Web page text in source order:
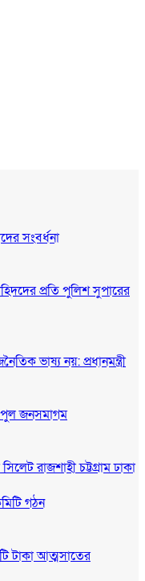
সংবর্ধনা
প্রতি পুলিশ সুপারের
ভাষ্য নয়: প্রধানমন্ত্রী
জনসমাগম
সিলেটরাজশাহীচট্টগ্রামঢাকা
গঠন
টাকা আত্মসাতের